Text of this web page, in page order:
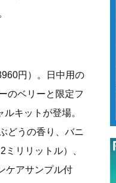
円）。日中用の
のベリーと限定フ
キットが登場。
どうの香り、バニ
リリットル）、
ケアサンプル付